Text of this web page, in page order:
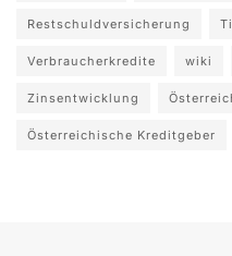
Restschuldversicherung
Verbraucherkredite wiki
Zinsentwicklung
Österreichische Kreditgeber